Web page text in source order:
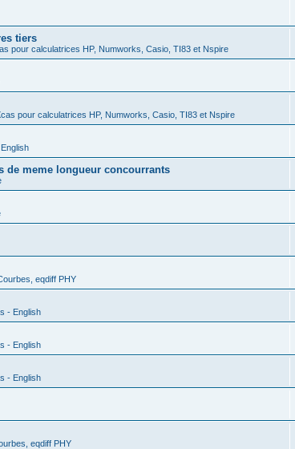
tiers
pour calculatrices HP, Numworks, Casio, TI83 et Nspire
pour calculatrices HP, Numworks, Casio, TI83 et Nspire
de meme longueur concourrants
eqdiff PHY
- English
- English
- English
eqdiff PHY